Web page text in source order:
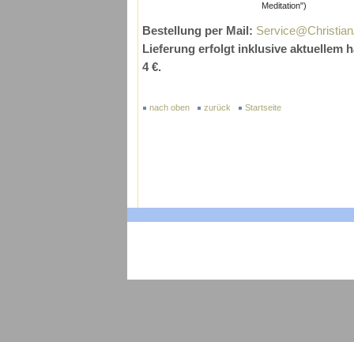
Meditation")
Bestellung per Mail:
Lieferung erfolgt inklusive aktuellem
4 €.
nach oben zurück Startseite